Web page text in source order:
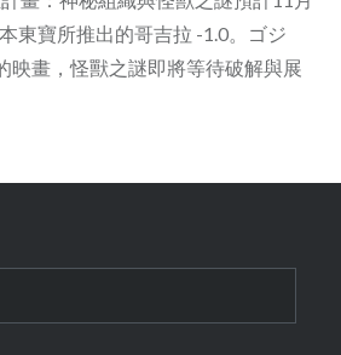
東寶所推出的哥吉拉 -1.0。ゴジ
映畫，怪獸之謎即將等待破解與展